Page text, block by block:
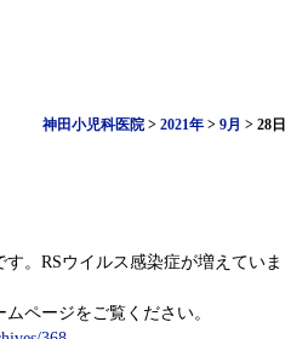
神田小児科医院 >2021年 >9月 >28日
。RSウイルス感染症が増えていま
ページをご覧ください。